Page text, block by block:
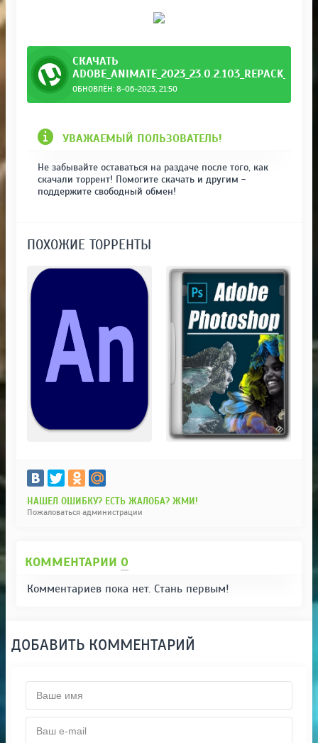
СКАЧАТЬ
ОБНОВЛЁН: 8-06-2023, 21:50
УВАЖАЕМЫЙ ПОЛЬЗОВАТЕЛЬ!
Не забывайте оставаться на раздаче после того, как
скачали торрент! Помогите скачать и другим -
поддержите свободный обмен!
ПОХОЖИЕ ТОРРЕНТЫ
НАШЕЛ ОШИБКУ? ЕСТЬ ЖАЛОБА? ЖМИ!
Пожаловаться администрации
КОММЕНТАРИИ 0
Комментариев пока нет. Стань первым!
ДОБАВИТЬ КОММЕНТАРИЙ